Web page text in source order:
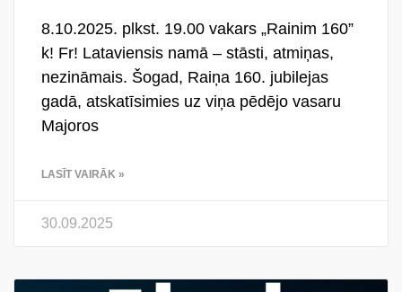
8.10.2025. plkst. 19.00 vakars „Rainim 160”
k! Fr! Lataviensis namā – stāsti, atmiņas,
nezināmais. Šogad, Raiņa 160. jubilejas
gadā, atskatīsimies uz viņa pēdējo vasaru
Majoros
LASĪT VAIRĀK »
30.09.2025